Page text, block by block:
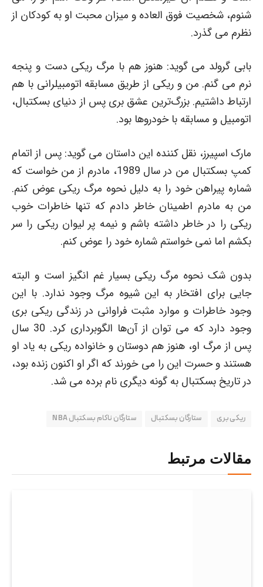
شنوم، شخصیت فوق العاده و میزان محبت او به کودکان از
نظرم می گذرد.
بابی گرولد می گوید: هنوز هم با مرگ ریکی دست و پنجه
نرم می گنم. من و ریکی از طریق مسابقه اتومبیلرانی با هم
ارتباط داشتیم. بزرگ‌ترین عشق بری پس از دنیای بسکتبال،
اتومبیل و مسابقه با خودروها بود.
مارک اسپیرز، نقل کننده این داستان می گوید: پس از اتمام
کمپ بسکتبال من در سال 1989، مادرم از من خواست که
شماره پیراهن خود را به دلیل نحوه مرگ ریکی عوض کنم.
من به مادرم اطمینان خاطر دادم که تنها خاطرات خوب
ریکی را در خاطر داشته باشم و نیمه پر لیوان ریکی را سر
بکشم اما نمی خواستم شماره خود را عوض کنم.
بدون شک نحوه مرگ ریکی بسیار غم انگیز است و البته
جایی برای افتخار به این شیوه مرگ وجود ندارد. با این
وجود خاطرات و موارد مثبت فراوانی در زندگی ریکی بری
وجود دارد که می توان از آن‌ها الگوبرداری کرد. 30 سال
پس از مرگ او، هنوز هم دوستان و خانواده ریکی به یاد او
هستند و حسرت این را می خورند که اگر او اکنون زنده بود،
در تاریخ بسکتبال به گونه دیگری نام برده می شد.
ریکی بری ستارگان بسکتبال ستارگان ناکام بسکتبال NBA
مقالات مرتبط